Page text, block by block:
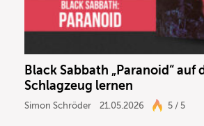
Black Sabbath „Paranoid“ auf
Schlagzeug lernen
Simon Schröder 21.05.2026 5 / 5